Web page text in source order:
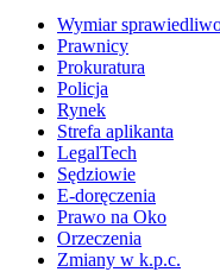
Wymiar
Prawnicy
Prokuratura
Policja
Rynek
Strefa aplikanta
LegalTech
Sędziowie
E-doręczenia
Prawo na Oko
Orzeczenia
Zmiany w k.p.c.